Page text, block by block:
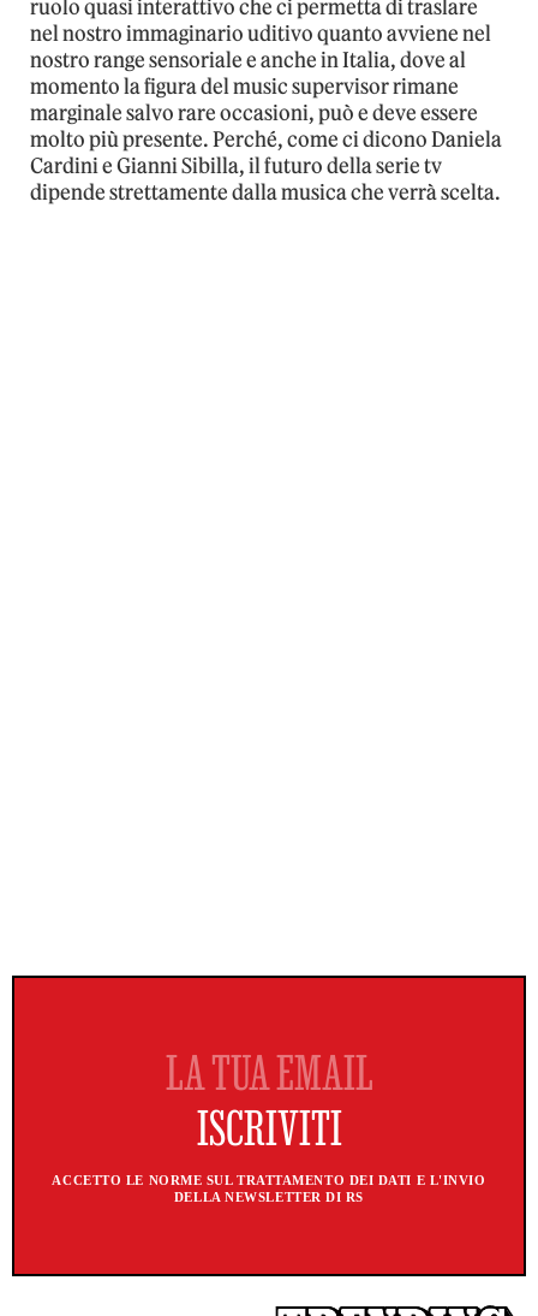
ruolo quasi interattivo che ci permetta di traslare
nel nostro immaginario uditivo quanto avviene nel
nostro range sensoriale e anche in Italia, dove al
momento la figura del music supervisor rimane
marginale salvo rare occasioni, può e deve essere
molto più presente. Perché, come ci dicono Daniela
Cardini e Gianni Sibilla, il futuro della serie tv
dipende strettamente dalla musica che verrà scelta.
ACCETTO LE NORME SUL TRATTAMENTO DEI DATI E L'INVIO
DELLA NEWSLETTER DI RS